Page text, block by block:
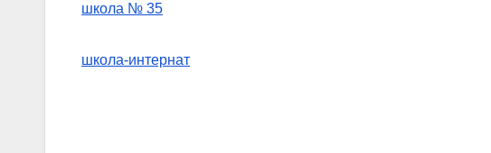
школа № 35
школа-интернат